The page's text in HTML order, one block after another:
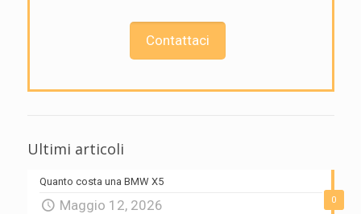
Contattaci
Ultimi articoli
0
Quanto costa una BMW X5
Maggio 12, 2026